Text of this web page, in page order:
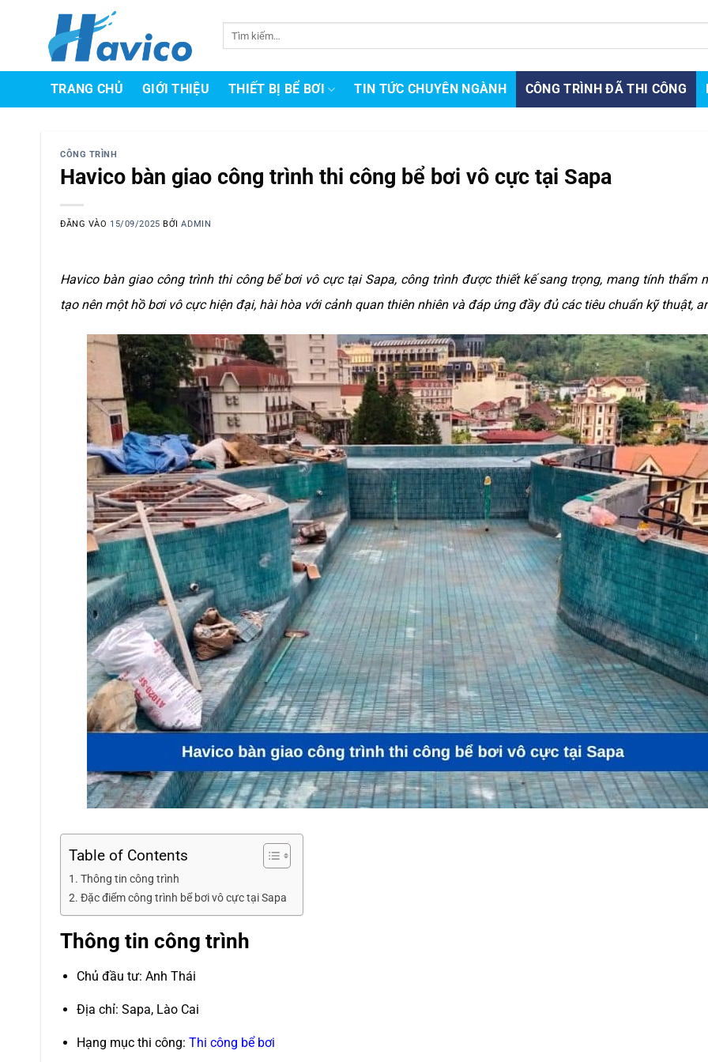
dung
TRANG CHỦ GIỚI THIỆU THIẾT BỊ BỂ BƠI TIN TỨC CHUYÊN NGÀNH CÔNG TRÌNH ĐÃ THI CÔNG
CÔNG TRÌNH
Havico bàn giao công trình thi công bể bơi vô cực tại Sapa
ĐĂNG VÀO 15/09/2025 BỞIADMIN
Havico bàn giao công trình thi công bể bơi vô cực tại Sapa, công trình được thiết kế sang trọng, mang tính thẩm
tạo nên một hồ bơi vô cực hiện đại, hài hòa với cảnh quan thiên nhiên và đáp ứng đầy đủ các tiêu chuẩn kỹ thuật,
Table of Contents
Thông tin công trình
Đặc điểm công trình bể bơi vô cực tại Sapa
Thông tin công trình
Chủ đầu tư: Anh Thái
Địa chỉ: Sapa, Lào Cai
Hạng mục thi công: Thi công bể bơi